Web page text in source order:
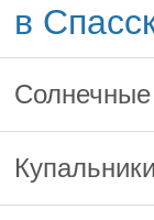
в
Солнечные